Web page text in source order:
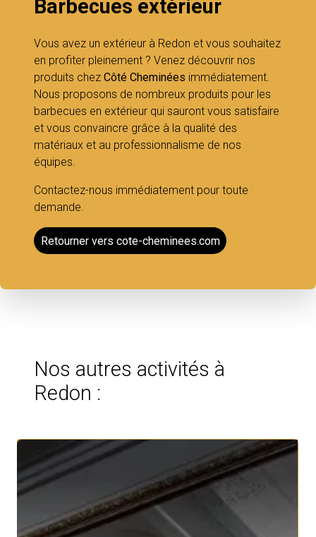
Barbecues extérieur
Vous avez un extérieur à Redon et vous souhaitez
en profiter pleinement ? Venez découvrir nos
produits chez Côté Cheminées immédiatement.
Nous proposons de nombreux produits pour les
barbecues en extérieur qui sauront vous satisfaire
et vous convaincre grâce à la qualité des
matériaux et au professionnalisme de nos
équipes.
Contactez-nous immédiatement pour toute
demande.
Retourner vers cote-cheminees.com
Nos autres activités à
Redon :